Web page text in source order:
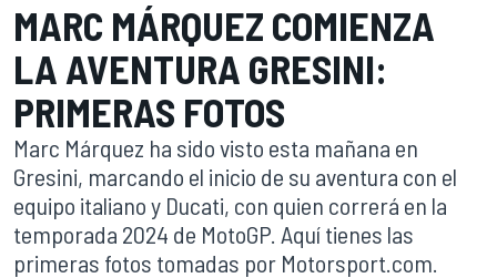
MARC MÁRQUEZ COMIENZA
LA AVENTURA GRESINI:
PRIMERAS FOTOS
Marc Márquez ha sido visto esta mañana en
Gresini, marcando el inicio de su aventura con el
equipo italiano y Ducati, con quien correrá en la
temporada 2024 de MotoGP. Aquí tienes las
primeras fotos tomadas por Motorsport.com.